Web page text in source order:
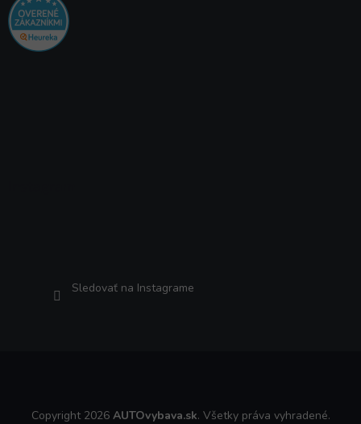
Sledovať na Instagrame
Copyright 2026 AUTOvybava.sk. Všetky práva vyhradené.